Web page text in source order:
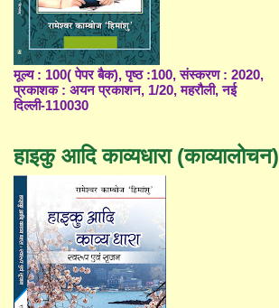
मूल्य : 100( पेपर बैक), पृष्ठ :100, संस्करण : 2020,
प्रकाशक : अयन प्रकाशन, 1/20, महरौली, नई
दिल्ली-110030
हाइकु आदि काव्यधारा (काव्यालोचन)